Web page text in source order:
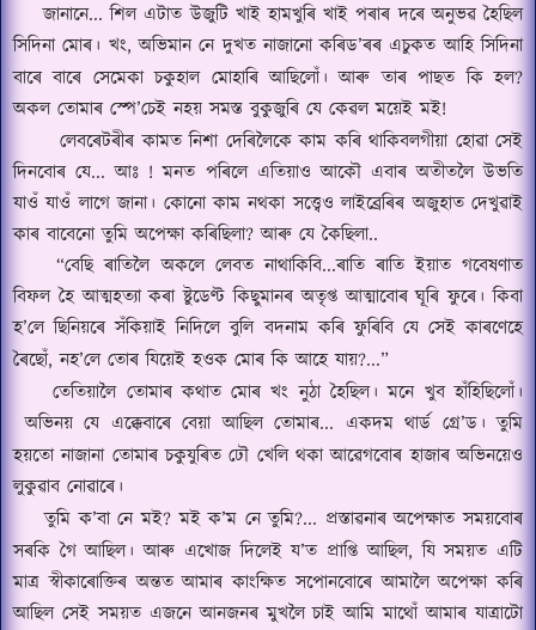
জানানে...শিল এটাত উজুটি খাই হামখুৰি খাই পৰাৰ দৰে অনুভৱ হৈছিল
সিদিনা মোৰ। খং, অভিমান নে দুখত নাজানো কৰিড’ৰৰ এচুকত আহি সিদিনা
বাৰে বাৰে সেমেকা চকুহাল মোহাৰি আছিলোঁ। আৰু তাৰ পাছত কি হল?
অকল তোমাৰ স্পে’চেই নহয় সমস্ত বুকুজুৰি যে কেৱল ময়েই মই!
লেবৰেটৰীৰ কামত নিশা দেৰিলৈকে কাম কৰি থাকিবলগীয়া হোৱা সেই
দিনবোৰ যে...আঃ !মনত পৰিলে এতিয়াও আকৌ এবাৰ অতীতলৈ উভতি
যাওঁ যাওঁ লাগে জানা। কোনো কাম নথকা সত্ত্বেও লাইব্ৰেৰিৰ অজুহাত দেখুৱাই
কাৰ বাবেনো তুমি অপেক্ষা কৰিছিলা? আৰু যে কৈছিলা..
“বেছি ৰাতিলৈ অকলে লেবত নাথাকিবি...ৰাতি ৰাতি ইয়াত গবেষণাত
বিফল হৈ আত্মহত্যা কৰা ষ্টুডেণ্ট কিছুমানৰ অতৃপ্ত আত্মাবোৰ ঘূৰি ফুৰে। কিবা
হ’লে ছিনিয়ৰে সঁকিয়াই নিদিলে বুলি বদনাম কৰি ফুৰিবি যে সেই কাৰণেহে
ৰৈছোঁ,নহ’লে তোৰ যিয়েই হওক মোৰ কি আহে যায়?...”
তেতিয়ালৈ তোমাৰ কথাত মোৰ খং নুঠা হৈছিল। মনে খুব হাঁহিছিলোঁ।
অভিনয় যে এক্কেবাৰে বেয়া আছিল তোমাৰ... একদম থাৰ্ড গ্রে’ড। তুমি
হয়তো নাজানা তোমাৰ চকুযুৰিত ঢৌ খেলি থকা আৱেগবোৰ হাজাৰ অভিনয়েও
লুকুৱাব নোৱাৰে।
তুমি ক’বা নে মই?মই ক’ম নে তুমি?... প্রস্তাৱনাৰ অপেক্ষাত সময়বোৰ
সৰকি গৈ আছিল। আৰু এখোজ দিলেই য’ত প্রাপ্তি আছিল,যি সময়ত এটি
মাত্র স্বীকাৰোক্তিৰ অন্তত আমাৰ কাংক্ষিত সপোনবোৰে আমালৈ অপেক্ষা কৰি
আছিল সেই সময়ত এজনে আনজনৰ মুখলৈ চাই আমি মাথোঁ আমাৰ যাত্রাটো